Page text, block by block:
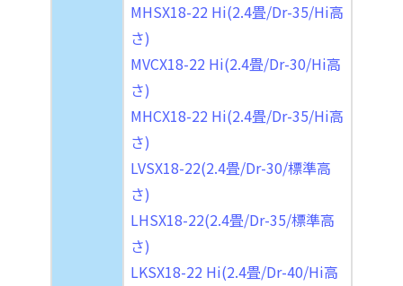
MHSX18-22 Hi(2.4畳/Dr-35/Hi高
さ)
MVCX18-22 Hi(2.4畳/Dr-30/Hi高
さ)
MHCX18-22 Hi(2.4畳/Dr-35/Hi高
さ)
LVSX18-22(2.4畳/Dr-30/標準高
さ)
LHSX18-22(2.4畳/Dr-35/標準高
さ)
LKSX18-22 Hi(2.4畳/Dr-40/Hi高